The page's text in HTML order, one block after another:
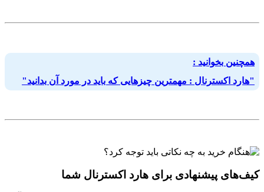
همچنین بخوانید :
"هارد اکسترنال : مهمترین چیزهایی که باید در مورد آن بدانید"
کیف‌های پیشنهادی برای هارد اکسترنال شما